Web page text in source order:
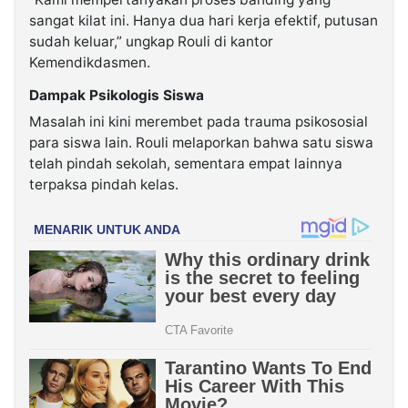
sangat kilat ini. Hanya dua hari kerja efektif, putusan
sudah keluar,” ungkap Rouli di kantor
Kemendikdasmen.
Dampak Psikologis Siswa
Masalah ini kini merembet pada trauma psikososial
para siswa lain. Rouli melaporkan bahwa satu siswa
telah pindah sekolah, sementara empat lainnya
terpaksa pindah kelas.